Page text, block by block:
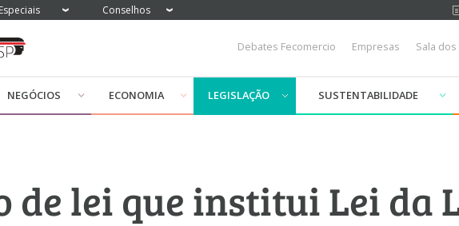
Especiais Conselhos
Debates Fecomercio Empresas Sala
NEGÓCIOS ECONOMIA LEGISLAÇÃO SUSTENTABILIDADE
de lei que institui Lei da